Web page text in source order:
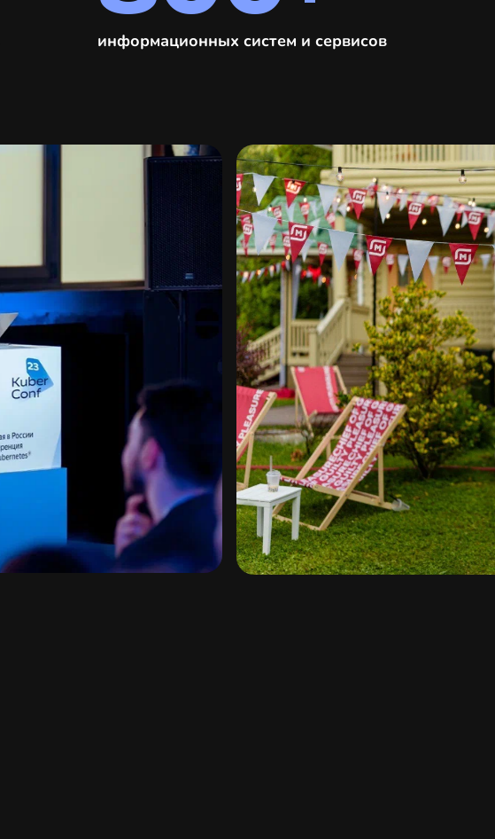
информационных систем и сервисов